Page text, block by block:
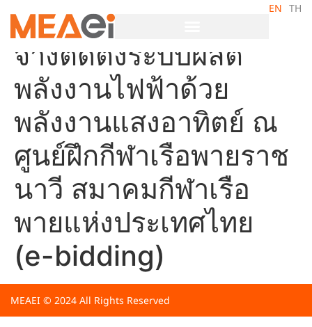
EN TH
ประกาศราคากลางงาน
จ้างติดตั้งระบบผลิต
พลังงานไฟฟ้าด้วย
พลังงานแสงอาทิตย์ ณ
ศูนย์ฝึกกีฬาเรือพายราช
นาวี สมาคมกีฬาเรือ
พายแห่งประเทศไทย
(e-bidding)
MEAEI © 2024 All Rights Reserved